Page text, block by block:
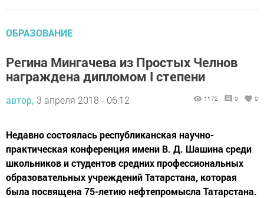
ОБРАЗОВАНИЕ
Регина Мингачева из Простых Челнов
награждена дипломом I степени
автор, 3 апреля 2018 - 06:12 1172 0 0
Недавно состоялась республиканская научно-
практическая конференция имени В. Д. Шашина среди
школьников и студентов средних профессиональных
образовательных учреждений Татарстана, которая
была посвящена 75-летию нефтепромысла Татарстана.